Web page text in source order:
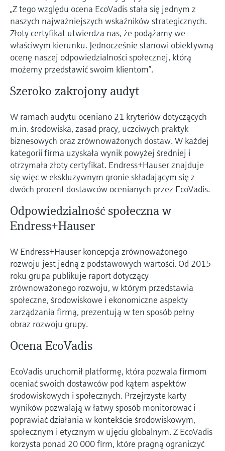
Dostęp do informacji o przyrządzie
Dostęp do szczegółowych danych przyrządu
(instrukcje obsługi, karty katalogowe, nowych
wersji i części zamienne) poprzez
wprowadzenie numeru seryjnego
Endress+Hauser podanego na tabliczce
Znajdź części zamienne
Po wprowadzeniu kodu przyrządu, kodu
zamówieniowego lub numerze seryjnym
uzyskasz dostęp do szczegółowych danych,
rysunków i instrukcji montażowych, co ułatwi
dokonanie szybkiej wymiany lub naprawy.
Pomiar poziomu za pomocą
ciśnienia
Kup wszystko
measurement
Memosens technology
Kup wszystko
Doskonałość operacyjna dzięki
przejrzystości procesów
wspierającej podejmowanie decyzji
„Z tego względu ocena EcoVadis stała się jednym z
naszych najważniejszych wskaźników strategicznych.
Złoty certyfikat utwierdza nas, że podążamy we
właściwym kierunku. Jednocześnie stanowi obiektywną
ocenę naszej odpowiedzialności społecznej, którą
możemy przedstawić swoim klientom”.
Szeroko zakrojony audyt
W ramach audytu oceniano 21 kryteriów dotyczących
m.in. środowiska, zasad pracy, uczciwych praktyk
biznesowych oraz zrównoważonych dostaw. W każdej
kategorii firma uzyskała wynik powyżej średniej i
otrzymała złoty certyfikat. Endress+Hauser znajduje
się więc w ekskluzywnym gronie składającym się z
dwóch procent dostawców ocenianych przez EcoVadis.
Odpowiedzialność społeczna w
Endress+Hauser
W Endress+Hauser koncepcja zrównoważonego
rozwoju jest jedną z podstawowych wartości. Od 2015
roku grupa publikuje raport dotyczący
zrównoważonego rozwoju, w którym przedstawia
społeczne, środowiskowe i ekonomiczne aspekty
zarządzania firmą, prezentują w ten sposób pełny
obraz rozwoju grupy.
Ocena EcoVadis
EcoVadis uruchomił platformę, która pozwala firmom
oceniać swoich dostawców pod kątem aspektów
środowiskowych i społecznych. Przejrzyste karty
wyników pozwalają w łatwy sposób monitorować i
poprawiać działania w kontekście środowiskowym,
społecznym i etycznym w ujęciu globalnym. Z EcoVadis
korzysta ponad 20 000 firm, które pragną ograniczyć